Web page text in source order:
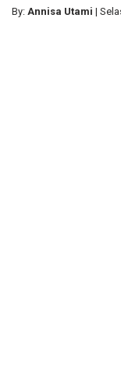
By: Annisa Utami |